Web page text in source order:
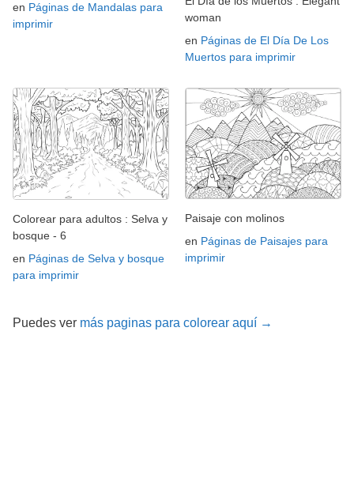
en Páginas de Mandalas para
imprimir
woman
en Páginas de El Día De Los
Muertos para imprimir
Colorear para adultos : Selva y
bosque - 6
en Páginas de Selva y bosque
para imprimir
Paisaje con molinos
en Páginas de Paisajes para
imprimir
Puedes ver más paginas para colorear aquí →